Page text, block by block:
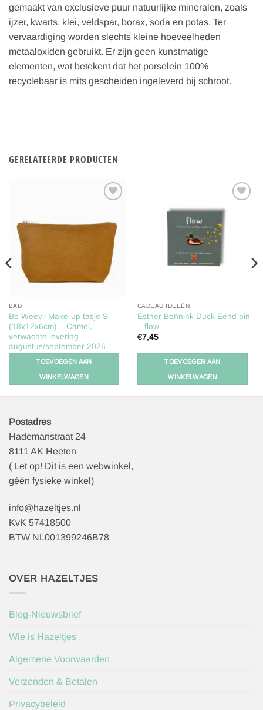
gemaakt van exclusieve puur natuurlijke mineralen, zoals
ijzer, kwarts, klei, veldspar, borax, soda en potas. Ter
vervaardiging worden slechts kleine hoeveelheden
metaaloxiden gebruikt. Er zijn geen kunstmatige
elementen, wat betekent dat het porselein 100%
recyclebaar is mits gescheiden ingeleverd bij schroot.
GERELATEERDE PRODUCTEN
verlanglijst
BAD
Bo Weevil Make-up tasje S
(18x12x6cm) – Camel,
verwachte levering
augustus/september 2026
TOEVOEGEN AAN
WINKELWAGEN
Toevoegen
verlanglijst
CADEAU IDEEËN
Esther Bennink Duck Eend pin
– flow
€7,45
TOEVOEGEN AAN
WINKELWAGEN
Postadres
Hademanstraat 24
8111 AK Heeten
( Let op! Dit is een webwinkel,
géén fysieke winkel)
info@hazeltjes.nl
KvK 57418500
BTW NL001399246B78
OVER HAZELTJES
Blog-Nieuwsbrief
Wie is Hazeltjes
Algemene Voorwaarden
Verzenden & Betalen
Privacybeleid